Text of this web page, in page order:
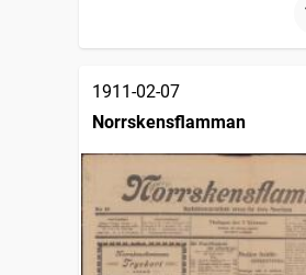
1911-02-07
Norrskensflamman